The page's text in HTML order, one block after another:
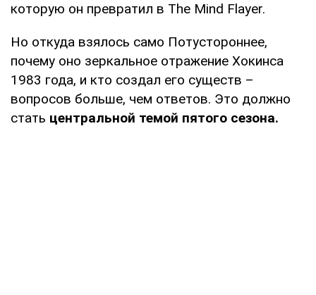
которую он превратил в The Mind Flayer.
Но откуда взялось само Потустороннее,
почему оно зеркальное отражение Хокинса
1983 года, и кто создал его существ –
вопросов больше, чем ответов. Это должно
стать центральной темой пятого сезона.